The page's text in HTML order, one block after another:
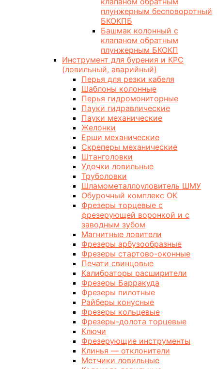
плунжерным бесповоротный
БКОКПБ
Башмак колонный с
клапаном обратным
плунжерным БКОКП
Инструмент для бурения и КРС
(ловильный, аварийный)
Перья для резки кабеля
Шаблоны колонные
Перья гидромониторные
Пауки гидравлические
Пауки механические
Желонки
Ерши механические
Скреперы механические
Штанголовки
Удочки ловильные
Труболовки
Шламометаллоуловитель ШМУ
Обурочный комплекс ОК
Фрезеры торцевые с
фрезерующей воронкой и с
заводным зубом
Магнитные ловители
Фрезеры арбузообразные
Фрезеры стартово-оконные
Печати свинцовые
Калибраторы расширители
Фрезеры Барракуда
Фрезеры пилотные
Райберы конусные
Фрезеры кольцевые
Фрезеры-долота торцевые
Ключи
Фрезерующие инструменты
Клинья — отклонители
Метчики ловильные